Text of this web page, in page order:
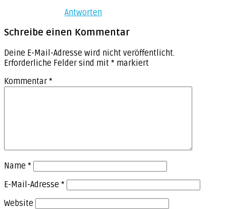
Antworten
Schreibe einen Kommentar
Deine E-Mail-Adresse wird nicht veröffentlicht.
Erforderliche Felder sind mit * markiert
Kommentar *
Name *
E-Mail-Adresse *
Website